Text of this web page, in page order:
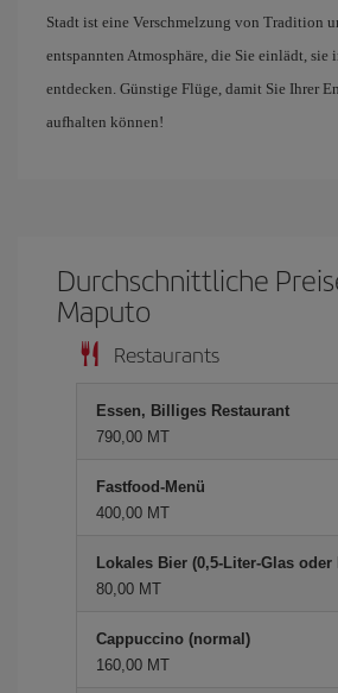
Stadt ist eine Verschmelzung von Tradition
entspannten Atmosphäre, die Sie einlädt, sie
entdecken. Günstige Flüge, damit Sie Ihrer
aufhalten können!
Durchschnittliche
Maputo
Restaurants
Essen, Billiges Restaurant
790,00 MT
Fastfood-Menü
400,00 MT
Lokales Bier (0,5-Liter-Glas oder
80,00 MT
Cappuccino (normal)
160,00 MT